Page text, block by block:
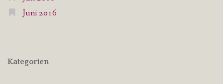
Juni 2016
Kategorien